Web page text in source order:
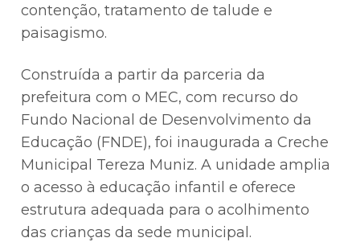
contenção, tratamento de talude e
paisagismo.
Construída a partir da parceria da
prefeitura com o MEC, com recurso do
Fundo Nacional de Desenvolvimento da
Educação (FNDE), foi inaugurada a Creche
Municipal Tereza Muniz. A unidade amplia
o acesso à educação infantil e oferece
estrutura adequada para o acolhimento
das crianças da sede municipal.